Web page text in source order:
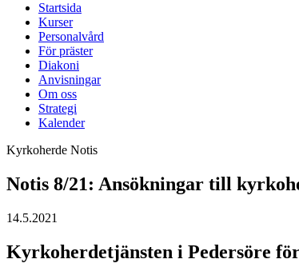
Startsida
Kurser
Personalvård
För präster
Diakoni
Anvisningar
Om oss
Strategi
Kalender
Kyrkoherde Notis
Notis 8/21: Ansökningar till
14.5.2021
Kyrkoherdetjänsten i Pedersöre